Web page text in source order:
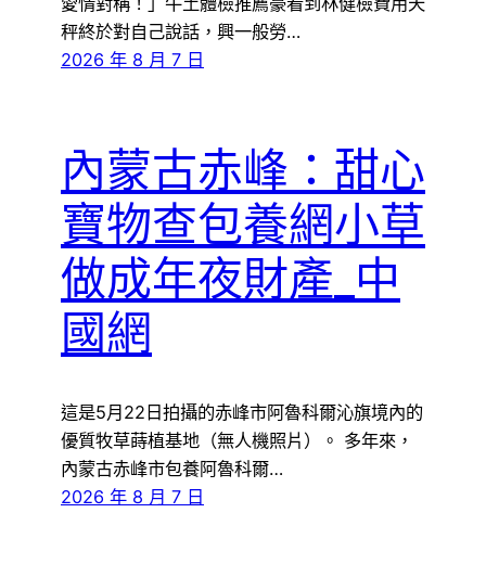
秤終於對自己說話，興一般勞…
2026 年 8 月 7 日
內蒙古赤峰：甜心
寶物查包養網小草
做成年夜財產_中
國網
這是5月22日拍攝的赤峰市阿魯科爾沁旗境內的
優質牧草蒔植基地（無人機照片）。 多年來，
內蒙古赤峰市包養阿魯科爾…
2026 年 8 月 7 日